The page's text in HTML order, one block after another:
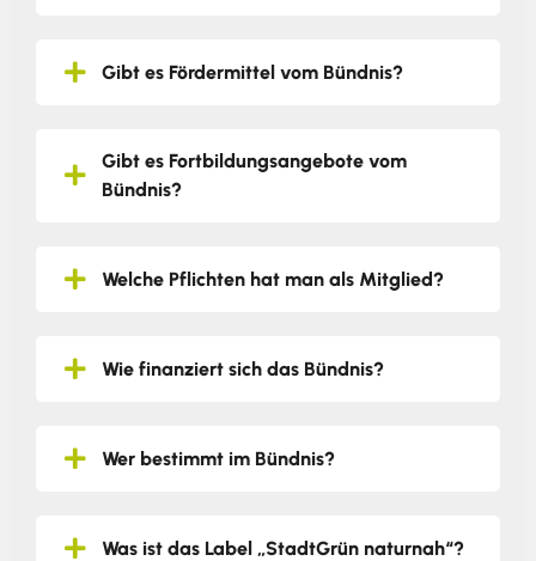
Gibt es Fördermittel vom Bündnis?
Gibt es Fortbildungsangebote vom
Bündnis?
Welche Pflichten hat man als Mitglied?
Wie finanziert sich das Bündnis?
Wer bestimmt im Bündnis?
Was ist das Label „StadtGrün naturnah“?